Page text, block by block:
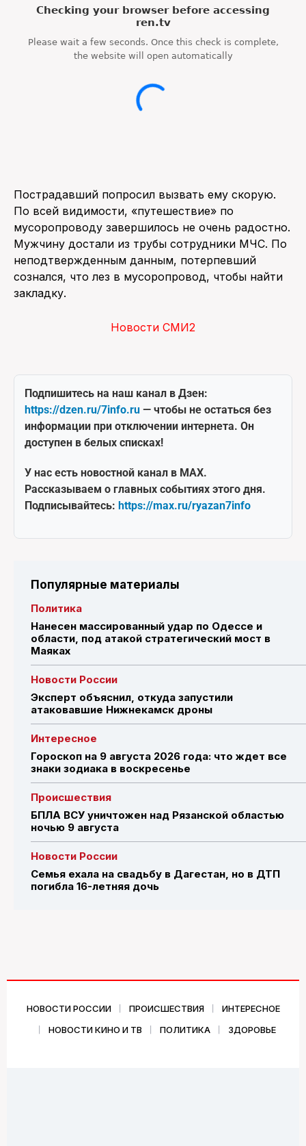
Пострадавший попросил вызвать ему скорую.
По всей видимости, «путешествие» по
мусоропроводу завершилось не очень радостно.
Мужчину достали из трубы сотрудники МЧС. По
неподтвержденным данным, потерпевший
сознался, что лез в мусоропровод, чтобы найти
закладку.
Новости СМИ2
Подпишитесь на наш канал в Дзен:
https://dzen.ru/7info.ru — чтобы не остаться без
информации при отключении интернета. Он
доступен в белых списках!
У нас есть новостной канал в MAX.
Рассказываем о главных событиях этого дня.
Подписывайтесь: https://max.ru/ryazan7info
Популярные материалы
Политика
Нанесен массированный удар по Одессе и
области, под атакой стратегический мост в
Маяках
Новости России
Эксперт объяснил, откуда запустили
атаковавшие Нижнекамск дроны
Интересное
Гороскоп на 9 августа 2026 года: что ждет все
знаки зодиака в воскресенье
Происшествия
БПЛА ВСУ уничтожен над Рязанской областью
ночью 9 августа
Новости России
Семья ехала на свадьбу в Дагестан, но в ДТП
погибла 16-летняя дочь
НОВОСТИ РОССИИ ПРОИСШЕСТВИЯ
ИНТЕРЕСНОЕ
НОВОСТИ КИНО И ТВ
ПОЛИТИКА ЗДОРОВЬЕ